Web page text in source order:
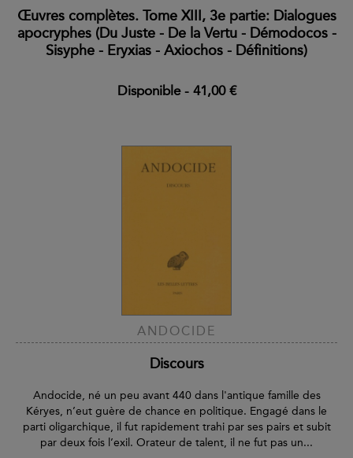
Œuvres complètes. Tome XIII, 3e partie: Dialogues
apocryphes (Du Juste - De la Vertu - Démodocos -
Sisyphe - Eryxias - Axiochos - Définitions)
Disponible- 41,00 €
ANDOCIDE
Discours
Andocide, né un peu avant 440 dans l'antique famille des
Kéryes, n’eut guère de chance en politique. Engagé dans le
parti oligarchique, il fut rapidement trahi par ses pairs et subit
par deux fois l’exil. Orateur de talent, il ne fut pas un...